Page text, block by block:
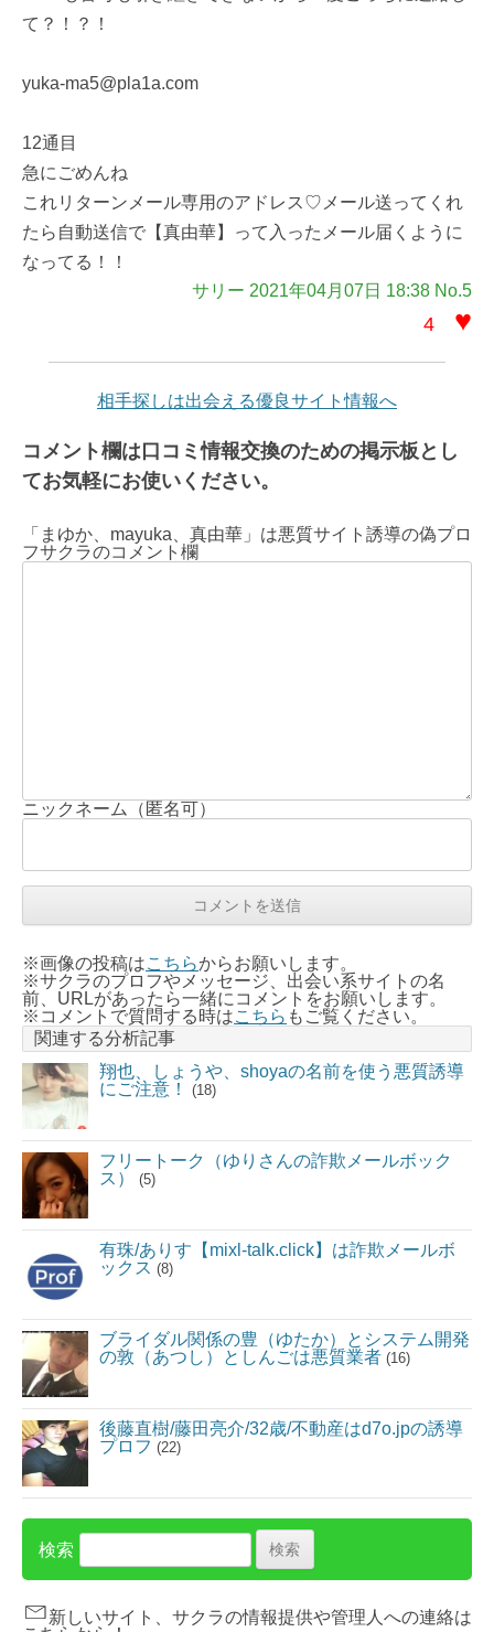
て？！？！
yuka-ma5@pla1a.com
12通目
急にごめんね
これリターンメール専用のアドレス♡メール送ってくれ
たら自動送信で【真由華】って入ったメール届くように
なってる！！
サリー 2021年04月07日 18:38 No.5
4 ♥
相手探しは出会える優良サイト情報へ
コメント欄は口コミ情報交換のための掲示板とし
てお気軽にお使いください。
「まゆか、mayuka、真由華」は悪質サイト誘導の偽プロ
フサクラのコメント欄
ニックネーム（匿名可）
※画像の投稿はこちらからお願いします。
※サクラのプロフやメッセージ、出会い系サイトの名
前、URLがあったら一緒にコメントをお願いします。
※コメントで質問する時はこちら もご覧ください。
関連する分析記事
翔也、しょうや、shoyaの名前を使う悪質誘導
にご注意！
(18)
フリートーク（ゆりさんの詐欺メールボック
ス）
(5)
有珠/ありす【mixl-talk.click】は詐欺メールボ
ックス (8)
ブライダル関係の豊（ゆたか）とシステム開発
の敦（あつし）としんごは悪質業者 (16)
後藤直樹/藤田亮介/32歳/不動産はd7o.jpの誘導
プロフ (22)
検索
新しいサイト、サクラの情報提供や管理人への連絡は